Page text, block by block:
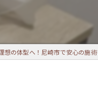
想の体型へ！尼崎市で安心の施